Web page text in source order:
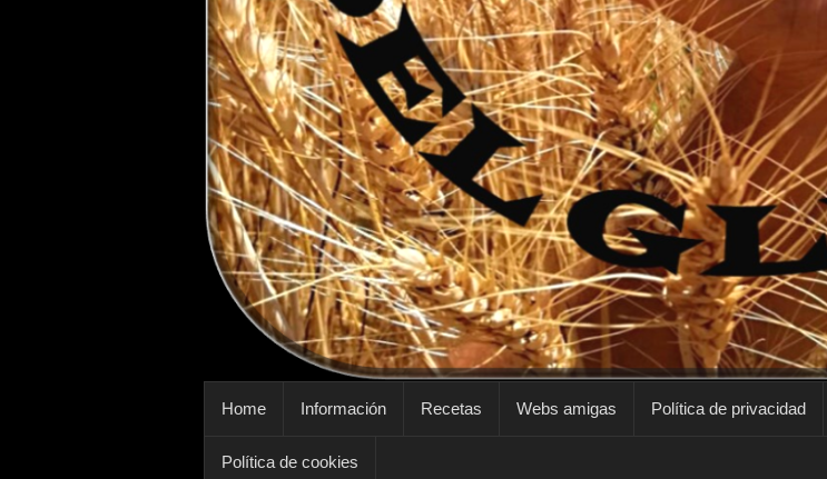
MENÚ PRINCIPAL
Home Información Recetas Webs amigas Política de privacidad
Política de cookies